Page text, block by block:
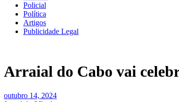
Policial
Política
Artigos
Publicidade Legal
Arraial do Cabo vai
outubro 14, 2024